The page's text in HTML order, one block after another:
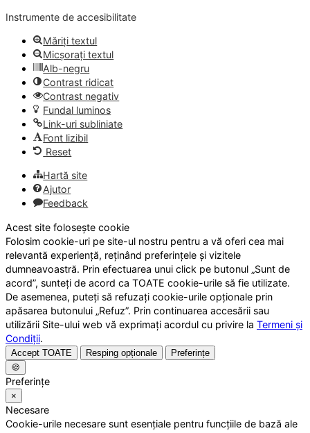
Instrumente de accesibilitate
Măriți textul
Micșorați textul
Alb-negru
Contrast ridicat
Contrast negativ
Fundal luminos
Link-uri subliniate
Font lizibil
Reset
Hartă site
Ajutor
Feedback
Acest site folosește cookie
Folosim cookie-uri pe site-ul nostru pentru a vă oferi cea mai
relevantă experiență, reținând preferințele și vizitele
dumneavoastră. Prin efectuarea unui click pe butonul „Sunt de
acord”, sunteți de acord ca TOATE cookie-urile să fie utilizate.
De asemenea, puteți să refuzați cookie-urile opționale prin
apăsarea butonului „Refuz”. Prin continuarea accesării sau
utilizării Site-ului web vă exprimați acordul cu privire la Termeni și
Condiții.
Accept TOATE Resping opționale
Preferințe
🍪
Preferințe
×
Necesare
Cookie-urile necesare sunt esențiale pentru funcțiile de bază ale